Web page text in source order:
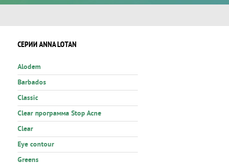
СЕРИИ ANNA LOTAN
Alodem
Barbados
Classic
Clear программа Stop Acne
Clear
Eye contour
Greens